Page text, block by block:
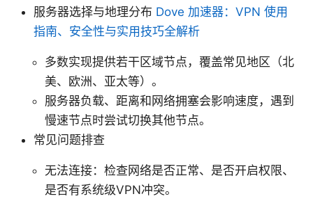
服务器选择与地理分布 Dove 加速器：VPN 使用
指南、安全性与实用技巧全解析
多数实现提供若干区域节点，覆盖常见地区（北
美、欧洲、亚太等）。
服务器负载、距离和网络拥塞会影响速度，遇到
慢速节点时尝试切换其他节点。
常见问题排查
无法连接：检查网络是否正常、是否开启权限、
是否有系统级VPN冲突。